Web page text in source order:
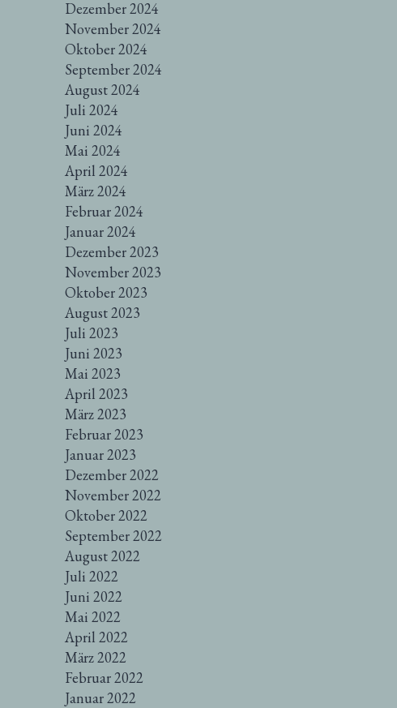
Dezember 2024
November 2024
Oktober 2024
September 2024
August 2024
Juli 2024
Juni 2024
Mai 2024
April 2024
März 2024
Februar 2024
Januar 2024
Dezember 2023
November 2023
Oktober 2023
August 2023
Juli 2023
Juni 2023
Mai 2023
April 2023
März 2023
Februar 2023
Januar 2023
Dezember 2022
November 2022
Oktober 2022
September 2022
August 2022
Juli 2022
Juni 2022
Mai 2022
April 2022
März 2022
Februar 2022
Januar 2022